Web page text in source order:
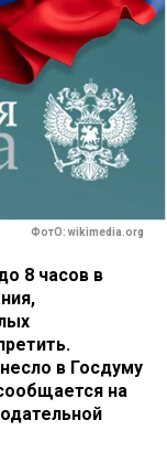
ФотО: wikimedia.org
8 часов в
в Госдуму
на